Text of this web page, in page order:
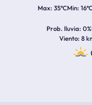
35ºC
Prob. lluvia 0%
Viento 8